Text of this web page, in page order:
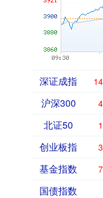
深证成指
沪深300
北证50
创业板指
基金指数
国债指数